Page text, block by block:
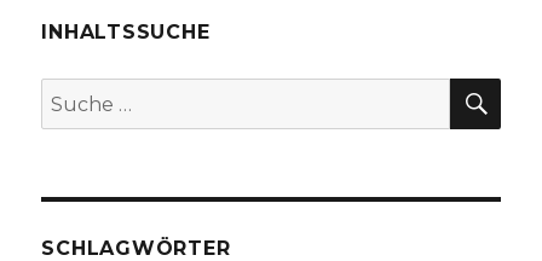
Christoph
Fleischer,
Welver
INHALTSSUCHE
Suche
nach:
SCHLAGWÖRTER